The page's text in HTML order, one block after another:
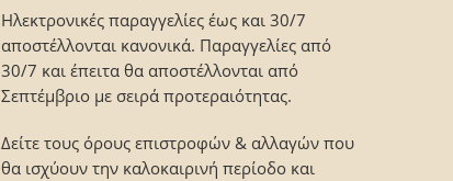
Ηλεκτρονικές παραγγελίες έως και 30/7
αποστέλλονται κανονικά. Παραγγελίες από
30/7 και έπειτα θα αποστέλλονται από
Σεπτέμβριο με σειρά προτεραιότητας.
Δείτε τους όρους επιστροφών & αλλαγών που
θα ισχύουν την καλοκαιρινή περίοδο και